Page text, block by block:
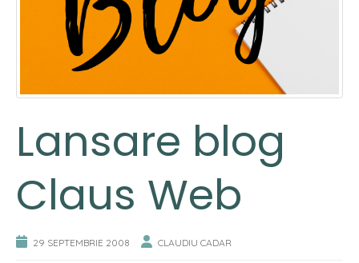
Lansare blog
Claus Web
29 SEPTEMBRIE 2008 CLAUDIU CADAR